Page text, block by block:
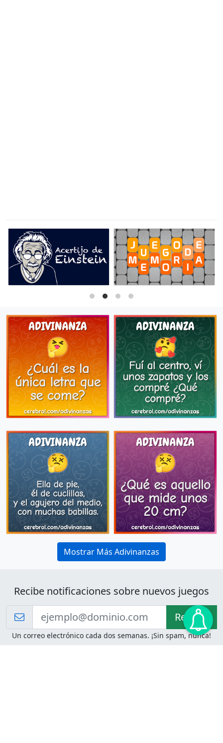
Mostrar Más Adivinanzas
Recibe notificaciones sobre nuevos juegos
Recibir!
Un correo electrónico cada dos semanas. ¡Sin spam, nunca!